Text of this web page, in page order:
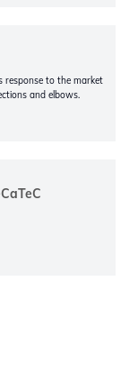
response to the market
and elbows.